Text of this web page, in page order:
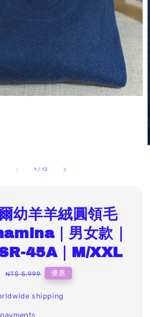
1 /13
幼羊羊絨圓領毛
｜男女款｜
45A｜M/XXL
Regular
NT$ 5,999 優惠
shipping